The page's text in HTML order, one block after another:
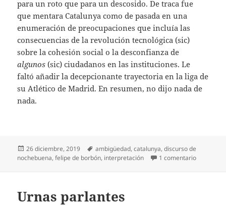
para un roto que para un descosido. De traca fue
que mentara Catalunya como de pasada en una
enumeración de preocupaciones que incluía las
consecuencias de la revolución tecnológica (sic)
sobre la cohesión social o la desconfianza de
algunos (sic) ciudadanos en las instituciones. Le
faltó añadir la decepcionante trayectoria en la liga de
su Atlético de Madrid. En resumen, no dijo nada de
nada.
Publicado
el
26 diciembre, 2019 Etiquetas
ambigüedad,catalunya,discurso de
nochebuena,felipe de borbón, interpretación 1 comentarioen
Urnas parlantes